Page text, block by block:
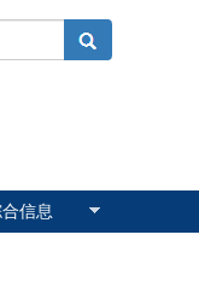
信息